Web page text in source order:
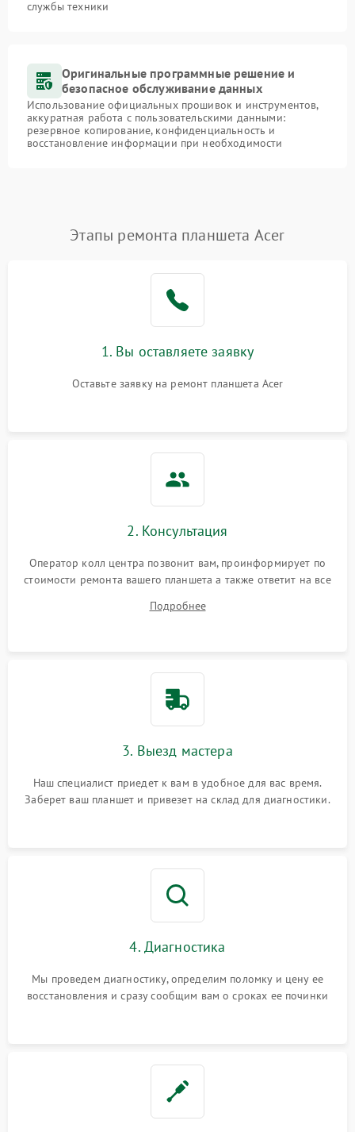
службы техники
Оригинальные программные решение и
безопасное обслуживание данных
Использование официальных прошивок и инструментов,
аккуратная работа с пользовательскими данными:
резервное копирование, конфиденциальность и
восстановление информации при необходимости
Этапы ремонта планшета Acer
1. Вы оставляете заявку
Оставьте заявку на ремонт планшета Acer
2. Консультация
Оператор колл центра позвонит вам, проинформирует по
стоимости ремонта вашего планшета а также ответит на все
Подробнее
3. Выезд мастера
Наш специалист приедет к вам в удобное для вас время.
Заберет ваш планшет и привезет на склад для диагностики.
4. Диагностика
Мы проведем диагностику, определим поломку и цену ее
восстановления и сразу сообщим вам о сроках ее починки